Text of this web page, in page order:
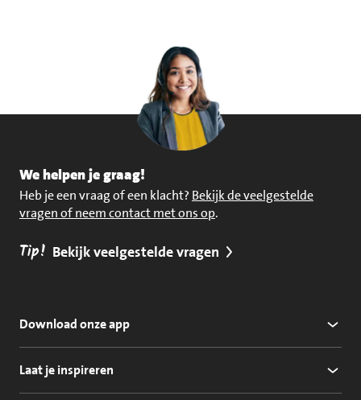
We helpen je graag!
Heb je een vraag of een klacht? Bekijk de veelgestelde
vragen of neem contact met ons op.
Tip! Bekijk veelgestelde vragen
Download onze app
Laat je inspireren